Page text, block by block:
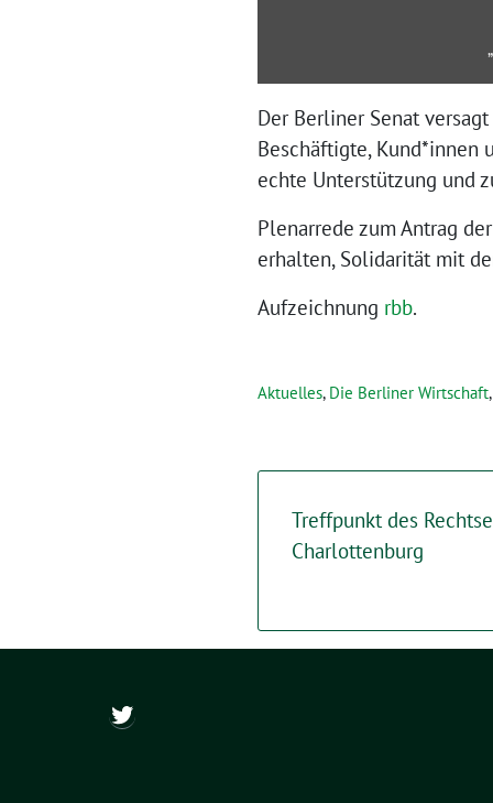
Der Berliner Senat
Beschäftigte, Kund*innen
echte Unterstützung und
Plenarrede zum Antrag
erhalten, Solidarität mit
Aufzeichnung rbb.
Aktuelles, Die Berliner Wirtschaft,
Treffpunkt des
Charlottenburg
@ch_wapler